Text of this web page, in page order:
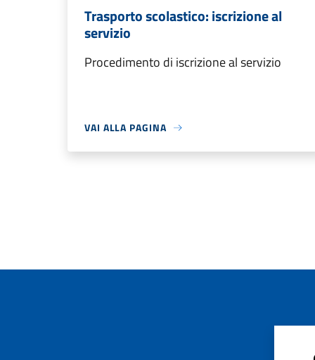
Trasporto scolastico: iscrizione al
servizio
Procedimento di iscrizione al servizio
VAI ALLA PAGINA